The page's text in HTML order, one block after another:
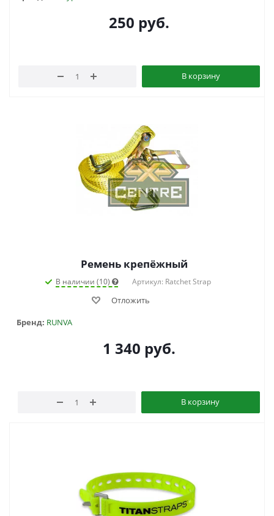
250 руб.
В корзину
Ремень крепёжный
В наличии (10) Артикул: Ratchet Strap
Отложить
Бренд: RUNVA
1 340 руб.
В корзину